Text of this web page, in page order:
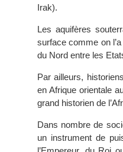
Irak).
Les aquifères
surface comme on
du Nord entre les
Par ailleurs,
en Afrique orientale
grand historien de
Dans nombre de
un instrument de